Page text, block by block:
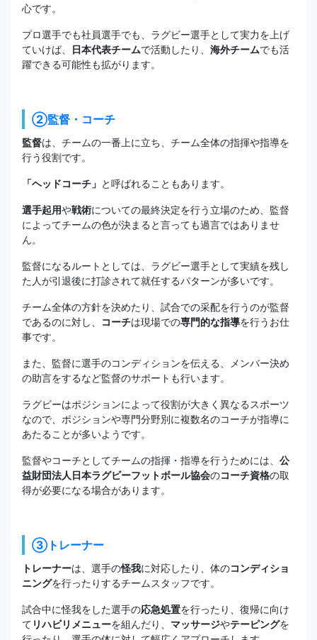
心です。
プロ選手でも社員選手でも、ラグビー選手として実力を上げ
ていけば、
日本代表チームで活動したり、 海外チームでも活
躍できる可能性も拡がります。
②監督・コーチ
監督は、チームの一番上に立ち、チーム全体の指揮や指導を
行う役割です。
「ヘッドコーチ」 と呼ばれることもあります。
選手起用や戦術についての最終決定を行う立場のため、監督
によってチームの色が決まると言っても過言ではありませ
ん。
監督になるルートとしては、ラグビー選手として実績を残し
た人が引退後に打診されて就任するパターンが多いです。
チーム全体の方針を決めたり、試合での采配を行うのが監督
であるのに対し、
コーチは現場での専門的な指導を行うお仕
事です。
また、監督に選手のコンディションを伝える、メンバー決め
の助言をするなど監督のサポートも行います。
ラグビーはポジションによって役割が大きく異なるスポーツ
なので、ポジションや専門分野別に複数名のコーチが指導に
あたることが多いようです。
監督やコーチとしてチームの指揮・指導を行うためには、 公
益財団法人日本ラグビーフットボール協会のコーチ資格の取
得が必要になる場合があります。
③トレーナー
トレーナーは、選手の怪我に対応したり、体のコンディショ
ニングを行ったりするチームスタッフです。
試合中に怪我をした選手の応急処置を行ったり、復帰に向け
て リハビリメニューを組んだり、 マッサージやテーピングを